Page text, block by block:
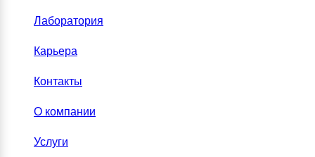
Лаборатория
Карьера
Контакты
О компании
Услуги